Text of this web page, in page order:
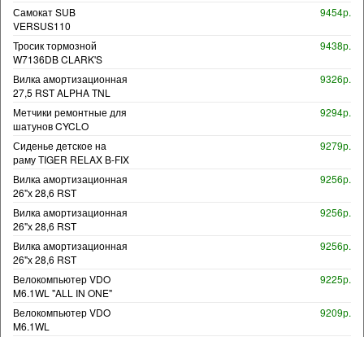
Самокат SUB
VERSUS110
9454р.
Тросик тормозной
W7136DB CLARK'S
9438р.
Вилка амортизационная
27,5 RST ALPHA TNL
9326р.
Метчики ремонтные для
шатунов CYCLO
9294р.
Сиденье детское на
раму TIGER RELAX B-FIX
9279р.
Вилка амортизационная
26"х 28,6 RST
9256р.
Вилка амортизационная
26"х 28,6 RST
9256р.
Вилка амортизационная
26"х 28,6 RST
9256р.
Велокомпьютер VDO
M6.1WL "ALL IN ONE"
9225р.
Велокомпьютер VDO
M6.1WL
9209р.